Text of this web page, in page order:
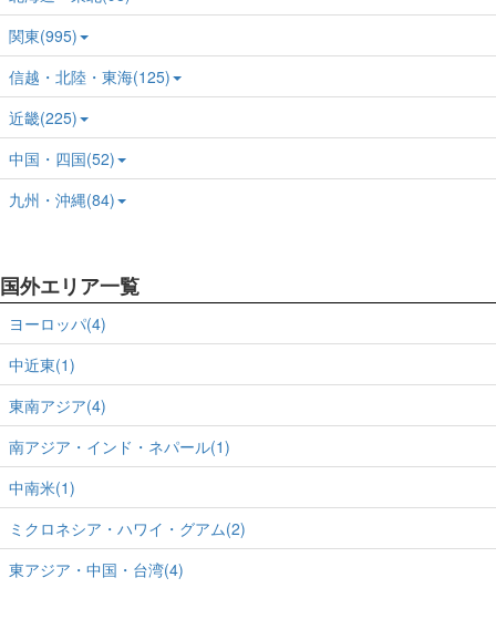
関東(995)
信越・北陸・東海(125)
近畿(225)
中国・四国(52)
九州・沖縄(84)
国外エリア一覧
ヨーロッパ(4)
中近東(1)
東南アジア(4)
南アジア・インド・ネパール(1)
中南米(1)
ミクロネシア・ハワイ・グアム(2)
東アジア・中国・台湾(4)